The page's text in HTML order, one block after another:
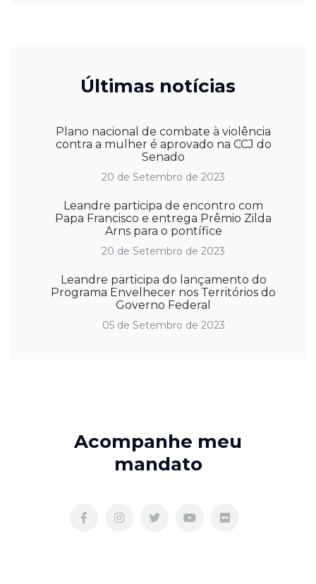
Últimas notícias
Plano nacional de combate à violência
contra a mulher é aprovado na CCJ do
Senado
20 de Setembro de 2023
Leandre participa de encontro com
Papa Francisco e entrega Prêmio Zilda
Arns para o pontífice
20 de Setembro de 2023
Leandre participa do lançamento do
Programa Envelhecer nos Territórios do
Governo Federal
05 de Setembro de 2023
Acompanhe meu
mandato